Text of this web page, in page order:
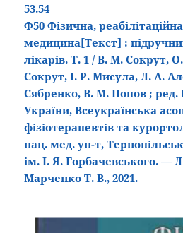
53.54
Ф50 Фізична,
медицина[Текст] :
лікарів. Т. 1 / В. М. Сокрут,
Сокрут, І. Р. Мисула, Л. А.
Сябренко, В. М. Попов ;
України, Всеукраїнська
фізіотерапевтів та
нац. мед. ун-т,
ім. І. Я. Горбачевського. —
Марченко Т. В., 2021.